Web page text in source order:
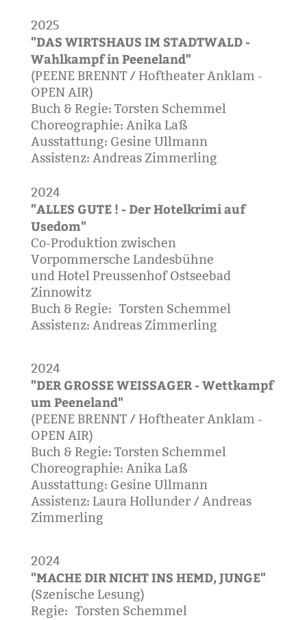
2025
"DAS WIRTSHAUS IM STADTWALD -
Wahlkampf in Peeneland"
(PEENE BRENNT / Hoftheater Anklam -
OPEN AIR)
Buch & Regie: Torsten Schemmel
Choreographie: Anika Laß
Ausstattung: Gesine Ullmann
Assistenz: Andreas Zimmerling
2024
"ALLES GUTE ! - Der Hotelkrimi auf
Usedom"
Co-Produktion zwischen
Vorpommersche Landesbühne
und Hotel Preussenhof Ostseebad
Zinnowitz
Buch & Regie: Torsten Schemmel
Assistenz: Andreas Zimmerling
2024
"DER GROSSE WEISSAGER - Wettkampf
um Peeneland"
(PEENE BRENNT / Hoftheater Anklam -
OPEN AIR)
Buch & Regie: Torsten Schemmel
Choreographie: Anika Laß
Ausstattung: Gesine Ullmann
Assistenz: Laura Hollunder / Andreas
Zimmerling
2024
"MACHE DIR NICHT INS HEMD, JUNGE"
(Szenische Lesung)
Regie: Torsten Schemmel